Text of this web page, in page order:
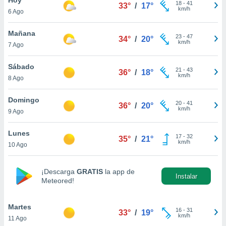
en
más
nuestra
de
aceptar
de
6 Ago
33° / 17° 18- 41
km/h
Mañana
7 Ago
34° / 20° 23- 47
km/h
Sábado
8 Ago
36° / 18° 21 - 43
km/h
Domingo
9 Ago
36° / 20° 20- 41
km/h
Lunes
10 Ago
35° / 21° 17- 32
km/h
¡Descarga GRATIS la app de
Meteored!
Instalar
Martes
11 Ago
33° / 19° 16- 31
km/h